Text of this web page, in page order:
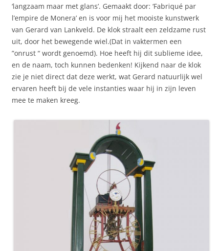
‘langzaam maar met glans’. Gemaakt door: ‘Fabriqué par
l’empire de Monera’ en is voor mij het mooiste kunstwerk
van Gerard van Lankveld. De klok straalt een zeldzame rust
uit, door het bewegende wiel.(Dat in vaktermen een
”onrust “ wordt genoemd). Hoe heeft hij dit sublieme idee,
en de naam, toch kunnen bedenken! Kijkend naar de klok
zie je niet direct dat deze werkt, wat Gerard natuurlijk wel
ervaren heeft bij de vele instanties waar hij in zijn leven
mee te maken kreeg.